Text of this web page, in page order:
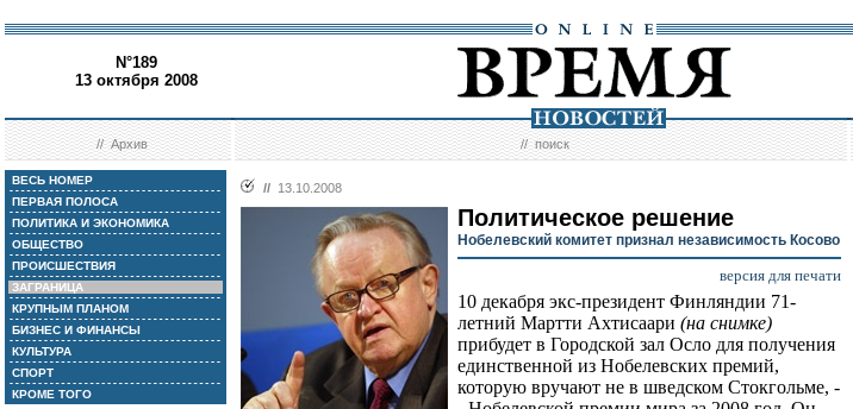
N°189
13 октября 2008
//Архив //поиск
ВЕСЬ НОМЕР
ПЕРВАЯ ПОЛОСА
ПОЛИТИКА И ЭКОНОМИКА
ОБЩЕСТВО
ПРОИСШЕСТВИЯ
ЗАГРАНИЦА
КРУПНЫМ ПЛАНОМ
БИЗНЕС И ФИНАНСЫ
КУЛЬТУРА
СПОРТ
КРОМЕ ТОГО
// 13.10.2008
Политическое решение
Нобелевский комитет признал независимость Косово
версия для печати
10 декабря экс-президент Финляндии 71-
летний Мартти Ахтисаари (на снимке)
прибудет в Городской зал Осло для получения
единственной из Нобелевских премий,
которую вручают не в шведском Стокгольме, -